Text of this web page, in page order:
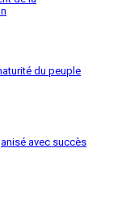
du peuple
avec succès